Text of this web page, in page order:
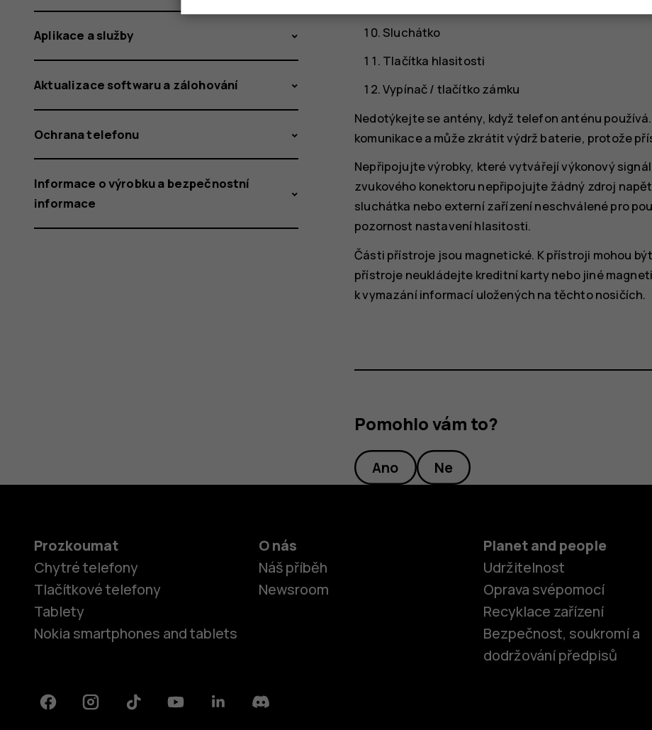
Přední fotoaparát
Sluchátko
Tlačítka hlasitosti
Vypínač / tlačítko zámku
Nedotýkejte se antény, když telefon anténu
komunikace a může zkrátit výdrž baterie, protože
Nepřipojujte výrobky, které vytvářejí výkonový
zvukového konektoru nepřipojujte žádný zdroj
sluchátka nebo externí zařízení neschválené pro
pozornost nastavení hlasitosti.
Části přístroje jsou magnetické. K přístroji mohou
přístroje neukládejte kreditní karty nebo jiné
k vymazání informací uložených na těchto nosičích.
Pomohlo vám to?
Ano Ne
Aplikace a služby
Aktualizace softwaru a zálohování
Ochrana telefonu
Informace o výrobku a bezpečnostní
informace
Prozkoumat
Chytré telefony
Tlačítkové telefony
Tablety
Nokia smartphones and tablets
O nás
Náš příběh
Newsroom
Planet and people
Udržitelnost
Oprava svépomocí
Recyklace zařízení
Bezpečnost, soukromí a
dodržování předpisů
FacebookInstagramTiktok YoutubeLinkedinDiscord